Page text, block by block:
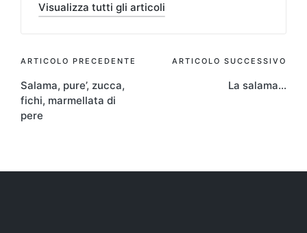
Visualizza tutti gli articoli
Navigazione
articoli
ARTICOLO PRECEDENTE
Salama, pure’, zucca,
fichi, marmellata di
pere
ARTICOLO SUCCESSIVO
La salama…